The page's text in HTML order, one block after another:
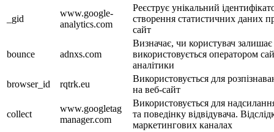
_gid
www.google-
analytics.com
Реєструє унікальний
створення статистичних даних
сайт
bounce adnxs.com
Визначає, чи користувач залишає
використовується оператором
аналітики
browser_id
rqtrk.eu
Використовується для
на веб-сайт
collect
www.googletag
manager.com
Використовується для
та поведінку відвідувача.
маркетингових каналах